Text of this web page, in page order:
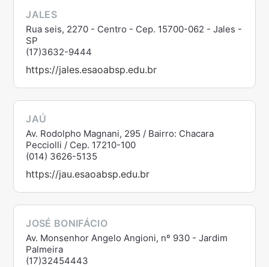
JALES
Rua seis, 2270 - Centro - Cep. 15700-062 - Jales -
SP
(17)3632-9444
https://jales.esaoabsp.edu.br
JAÚ
Av. Rodolpho Magnani, 295 / Bairro: Chacara
Pecciolli / Cep. 17210-100
(014) 3626-5135
https://jau.esaoabsp.edu.br
JOSÉ BONIFÁCIO
Av. Monsenhor Angelo Angioni, nº 930 - Jardim
Palmeira
(17)32454443